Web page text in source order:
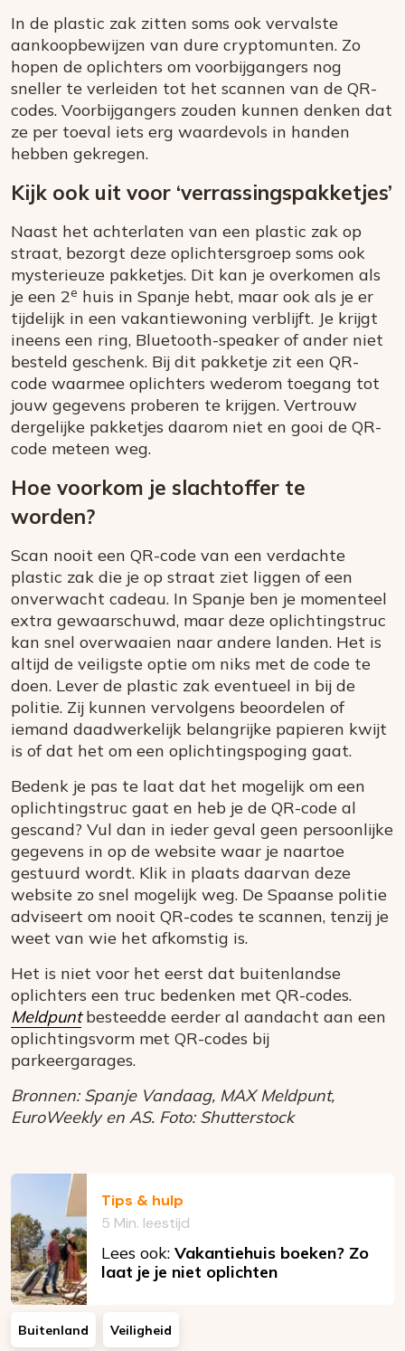
In de plastic zak zitten soms ook vervalste
aankoopbewijzen van dure cryptomunten. Zo
hopen de oplichters om voorbijgangers nog
sneller te verleiden tot het scannen van de QR-
codes. Voorbijgangers zouden kunnen denken dat
ze per toeval iets erg waardevols in handen
hebben gekregen.
Kijk ook uit voor ‘verrassingspakketjes’
Naast het achterlaten van een plastic zak op
straat, bezorgt deze oplichtersgroep soms ook
mysterieuze pakketjes. Dit kan je overkomen als
je een 2e huis in Spanje hebt, maar ook als je er
tijdelijk in een vakantiewoning verblijft. Je krijgt
ineens een ring, Bluetooth-speaker of ander niet
besteld geschenk. Bij dit pakketje zit een QR-
code waarmee oplichters wederom toegang tot
jouw gegevens proberen te krijgen. Vertrouw
dergelijke pakketjes daarom niet en gooi de QR-
code meteen weg.
Hoe voorkom je slachtoffer te
worden?
Scan nooit een QR-code van een verdachte
plastic zak die je op straat ziet liggen of een
onverwacht cadeau. In Spanje ben je momenteel
extra gewaarschuwd, maar deze oplichtingstruc
kan snel overwaaien naar andere landen. Het is
altijd de veiligste optie om niks met de code te
doen. Lever de plastic zak eventueel in bij de
politie. Zij kunnen vervolgens beoordelen of
iemand daadwerkelijk belangrijke papieren kwijt
is of dat het om een oplichtingspoging gaat.
Bedenk je pas te laat dat het mogelijk om een
oplichtingstruc gaat en heb je de QR-code al
gescand? Vul dan in ieder geval geen persoonlijke
gegevens in op de website waar je naartoe
gestuurd wordt. Klik in plaats daarvan deze
website zo snel mogelijk weg. De Spaanse politie
adviseert om nooit QR-codes te scannen, tenzij je
weet van wie het afkomstig is.
Het is niet voor het eerst dat buitenlandse
oplichters een truc bedenken met QR-codes.
Meldpuntbesteedde eerder al aandacht aan een
oplichtingsvorm met QR-codes bij
parkeergarages.
Bronnen: Spanje Vandaag, MAX Meldpunt,
EuroWeekly en AS. Foto: Shutterstock
Tips & hulp
5 Min. leestijd
Lees ook: Vakantiehuis boeken? Zo
laat je je niet oplichten
Buitenland Veiligheid